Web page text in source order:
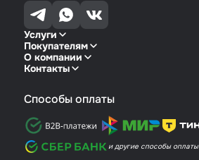
Услуги
Покупателям
О компании
Контакты
Способы оплаты
и другие способы оплаты